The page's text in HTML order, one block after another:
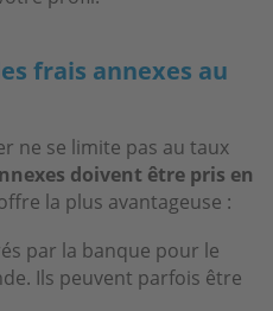
frais annexes au
ne se limite pas au taux
doivent être pris en
la plus avantageuse :
par la banque pour le
Ils peuvent parfois être